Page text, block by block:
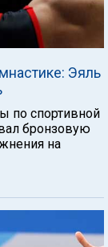
Эяль
по спортивной
бронзовую
на